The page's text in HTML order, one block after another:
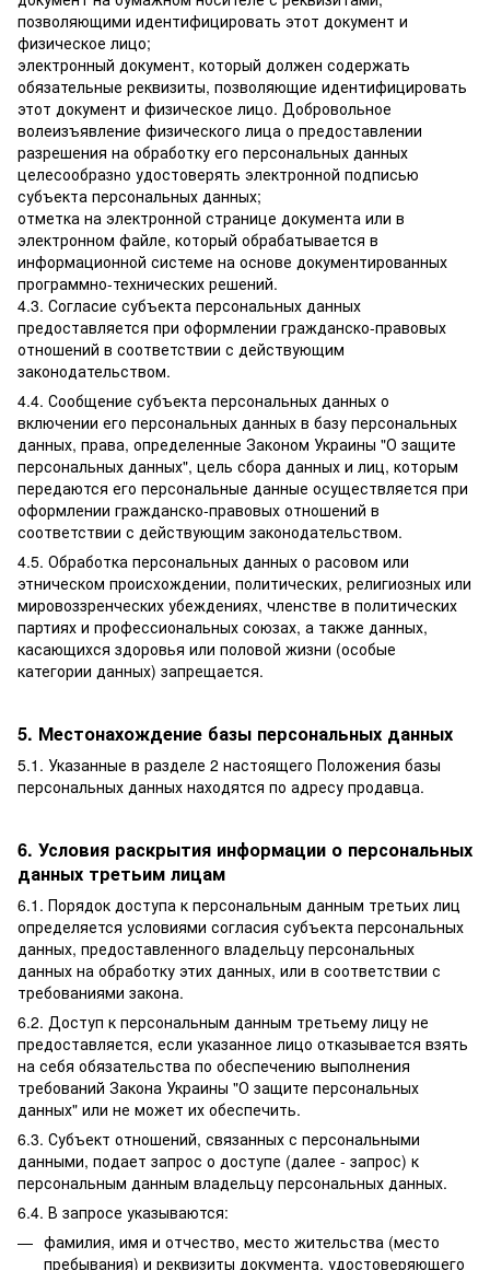
позволяющими идентифицировать этот документ и
физическое лицо;
электронный документ, который должен содержать
обязательные реквизиты, позволяющие идентифицировать
этот документ и физическое лицо. Добровольное
волеизъявление физического лица о предоставлении
разрешения на обработку его персональных данных
целесообразно удостоверять электронной подписью
субъекта персональных данных;
отметка на электронной странице документа или в
электронном файле, который обрабатывается в
информационной системе на основе документированных
программно-технических решений.
4.3. Согласие субъекта персональных данных
предоставляется при оформлении гражданско-правовых
отношений в соответствии с действующим
законодательством.
4.4. Сообщение субъекта персональных данных о
включении его персональных данных в базу персональных
данных, права, определенные Законом Украины "О защите
персональных данных", цель сбора данных и лиц, которым
передаются его персональные данные осуществляется при
оформлении гражданско-правовых отношений в
соответствии с действующим законодательством.
4.5. Обработка персональных данных о расовом или
этническом происхождении, политических, религиозных или
мировоззренческих убеждениях, членстве в политических
партиях и профессиональных союзах, а также данных,
касающихся здоровья или половой жизни (особые
категории данных) запрещается.
5. Местонахождение базы персональных данных
5.1. Указанные в разделе 2 настоящего Положения базы
персональных данных находятся по адресу продавца.
6. Условия раскрытия информации о персональных
данных третьим лицам
6.1. Порядок доступа к персональным данным третьих лиц
определяется условиями согласия субъекта персональных
данных, предоставленного владельцу персональных
данных на обработку этих данных, или в соответствии с
требованиями закона.
6.2. Доступ к персональным данным третьему лицу не
предоставляется, если указанное лицо отказывается взять
на себя обязательства по обеспечению выполнения
требований Закона Украины "О защите персональных
данных" или не может их обеспечить.
6.3. Субъект отношений, связанных с персональными
данными, подает запрос о доступе (далее - запрос) к
персональным данным владельцу персональных данных.
6.4. В запросе указываются:
фамилия, имя и отчество, место жительства (место
пребывания) и реквизиты документа, удостоверяющего